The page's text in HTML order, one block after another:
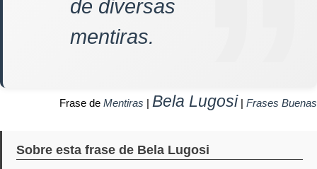
de diversas
mentiras.
Frase de Mentiras | Bela Lugosi | Frases Buenas
Sobre esta frase de Bela Lugosi